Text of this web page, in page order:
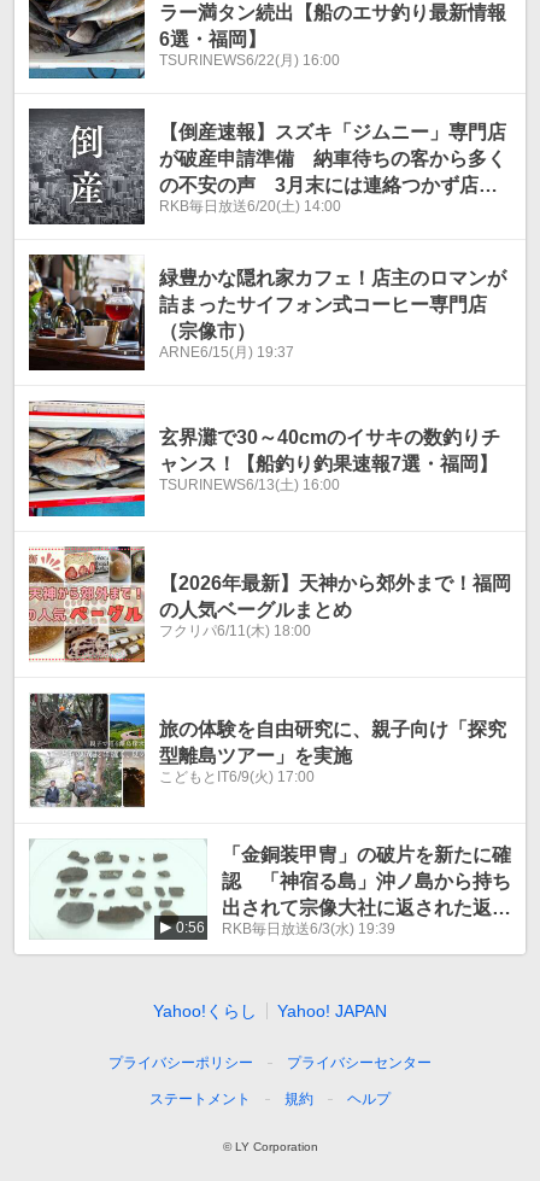
ラー満タン続出【船のエサ釣り最新情報
6選・福岡】
TSURINEWS6/22(月) 16:00
【倒産速報】スズキ「ジムニー」専門店
が破産申請準備 納車待ちの客から多く
の不安の声 3月末には連絡つかず店舗
も閉鎖【東京商工リサーチ】
RKB毎日放送6/20(土) 14:00
緑豊かな隠れ家カフェ！店主のロマンが
詰まったサイフォン式コーヒー専門店
（宗像市）
ARNE6/15(月) 19:37
玄界灘で30～40cmのイサキの数釣りチ
ャンス！【船釣り釣果速報7選・福岡】
TSURINEWS6/13(土) 16:00
【2026年最新】天神から郊外まで！福岡
の人気ベーグルまとめ
フクリパ6/11(木) 18:00
旅の体験を自由研究に、親子向け「探究
型離島ツアー」を実施
こどもとIT6/9(火) 17:00
0:56
「金銅装甲冑」の破片を新たに確
認 「神宿る島」沖ノ島から持ち
出されて宗像大社に返された返納
品の調査
RKB毎日放送6/3(水) 19:39
Yahoo!くらし Yahoo! JAPAN
プライバシーポリシー プライバシーセンター
ステートメント 規約 ヘルプ
© LY Corporation